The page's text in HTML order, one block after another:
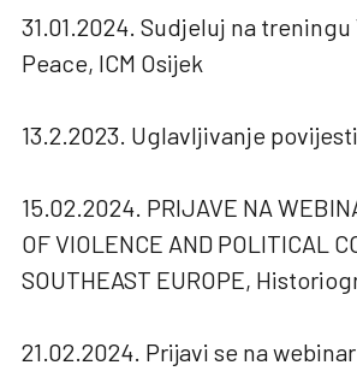
31.01.2024. Sudjeluj na
Peace, ICM Osijek
13.2.2023. Uglavljivanje
15.02.2024. PRIJAVE NA
OF VIOLENCE AND POLITICAL
SOUTHEAST EUROPE,
21.02.2024. Prijavi se na